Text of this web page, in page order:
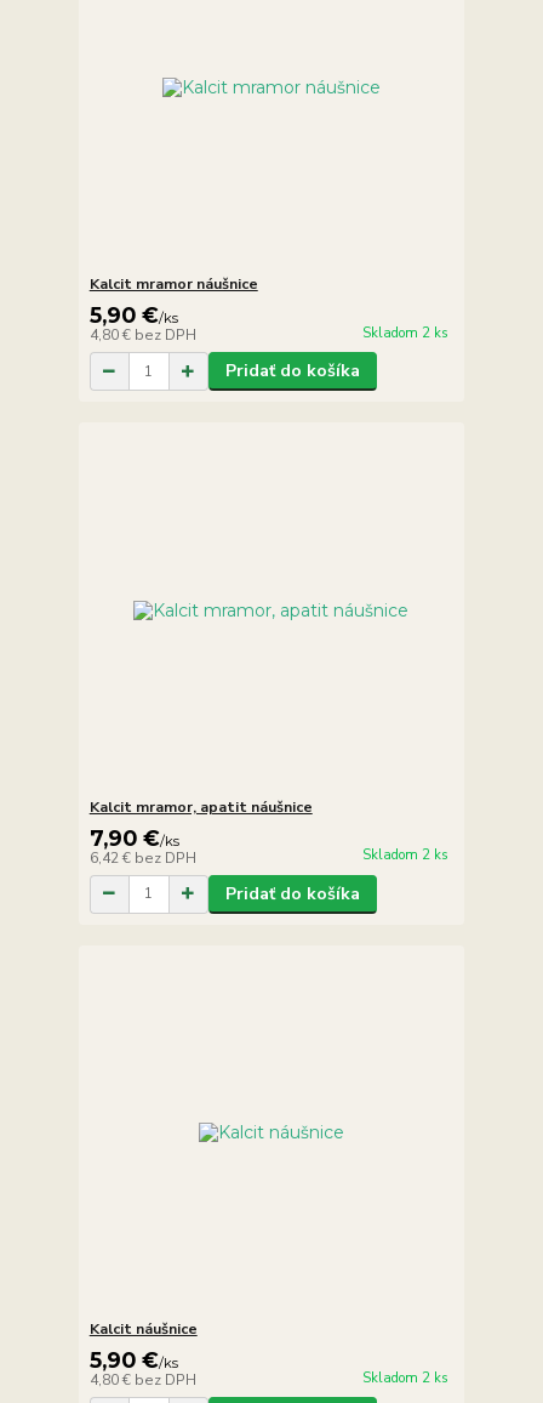
Kalcit mramor náušnice
5,90 €/ks
4,80 € bez DPH Skladom 2 ks
Pridať do košíka
Kalcit mramor, apatit náušnice
7,90 €/ks
6,42 € bez DPH Skladom 2 ks
Pridať do košíka
Kalcit náušnice
5,90 €/ks
4,80 € bez DPH Skladom 2 ks